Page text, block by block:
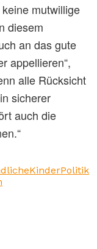
mutwillige
diesem
an das gute
appellieren“,
alle Rücksicht
sicherer
auch die
KinderPolitik